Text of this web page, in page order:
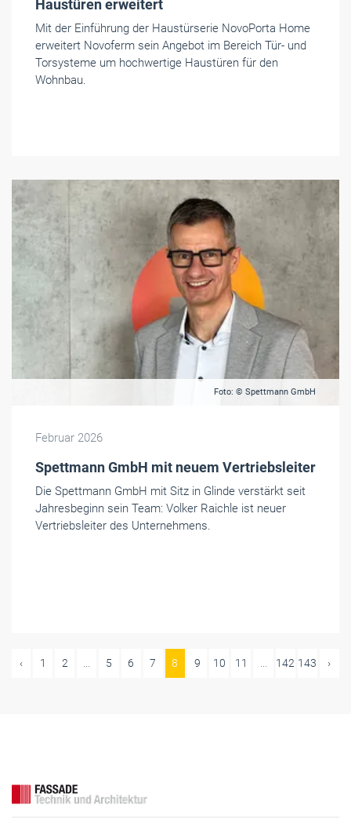
Haustüren erweitert
Mit der Einführung der Haustürserie NovoPorta Home
erweitert Novoferm sein Angebot im Bereich Tür- und
Torsysteme um hochwertige Haustüren für den
Wohnbau.
Foto: © Spettmann GmbH
Februar 2026
Spettmann GmbH mit neuem Vertriebsleiter
Die Spettmann GmbH mit Sitz in Glinde verstärkt seit
Jahresbeginn sein Team: Volker Raichle ist neuer
Vertriebsleiter des Unternehmens.
‹ 1 2 ... 5 6 7 8 9 10 11 ... 142 143 ›